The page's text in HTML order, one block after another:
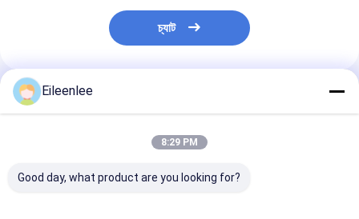
চ্যাট
প্রস্তাবিত পণ্য
Eileenlee
8:29 PM
Good day, what product are you looking for?